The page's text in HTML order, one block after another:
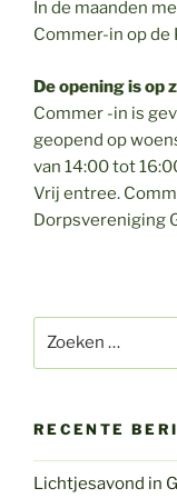
In de maanden
Commer-in op de
De opening is op
Commer -in is
geopend op
van 14:00 tot
Vrij entree.
Dorpsvereniging
naar:
RECENTE
Lichtjesavond in